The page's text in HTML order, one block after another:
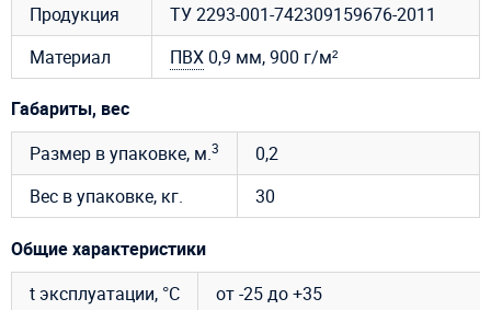
Продукция
ТУ 2293-001-742309159676-2011
Материал
ПВХ0,9 мм, 900 г/м²
Габариты, вес
Размер в упаковке, м.3
0,2
Вес в упаковке, кг.
30
Общие характеристики
t эксплуатации, °C
от -25 до +35